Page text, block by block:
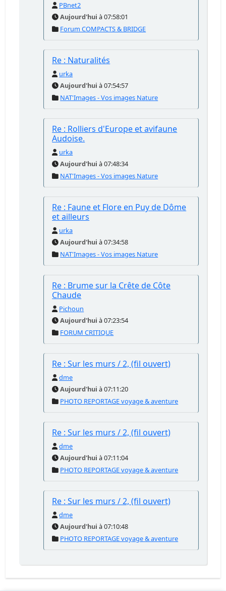
PBnet2
Aujourd'hui à 07:58:01
Forum COMPACTS & BRIDGE
Re : Naturalités
urka
Aujourd'hui à 07:54:57
NAT'Images - Vos images Nature
Re : Rolliers d'Europe et avifaune
Audoise.
urka
Aujourd'hui à 07:48:34
NAT'Images - Vos images Nature
Re : Faune et Flore en Puy de Dôme
et ailleurs
urka
Aujourd'hui à 07:34:58
NAT'Images - Vos images Nature
Re : Brume sur la Crête de Côte
Chaude
Pichoun
Aujourd'hui à 07:23:54
FORUM CRITIQUE
Re : Sur les murs / 2, (fil ouvert)
dme
Aujourd'hui à 07:11:20
PHOTO REPORTAGE voyage & aventure
Re : Sur les murs / 2, (fil ouvert)
dme
Aujourd'hui à 07:11:04
PHOTO REPORTAGE voyage & aventure
Re : Sur les murs / 2, (fil ouvert)
dme
Aujourd'hui à 07:10:48
PHOTO REPORTAGE voyage & aventure